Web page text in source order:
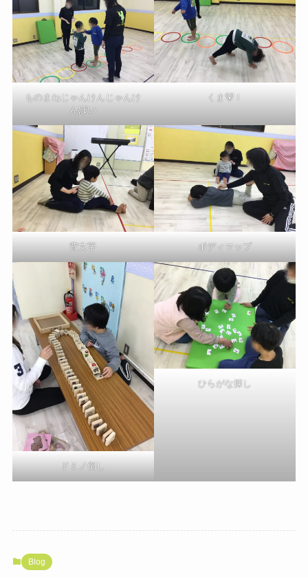
ものまねじゃんけんじゃんけ
んぽい
くま🐻！
背文字 ボディマップ
ドミノ倒し
ひらがな探し
Blog